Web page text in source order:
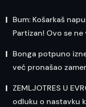
Bum: Košarkaš
Partizan! Ovo se
Bonga potpuno
već pronašao
ZEMLJOTRES U
odluku o nastavku